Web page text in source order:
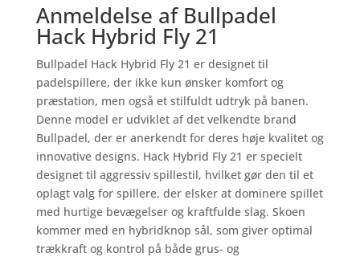
Anmeldelse af Bullpadel
Hack Hybrid Fly 21
Bullpadel Hack Hybrid Fly 21 er designet til
padelspillere, der ikke kun ønsker komfort og
præstation, men også et stilfuldt udtryk på banen.
Denne model er udviklet af det velkendte brand
Bullpadel, der er anerkendt for deres høje kvalitet og
innovative designs. Hack Hybrid Fly 21 er specielt
designet til aggressiv spillestil, hvilket gør den til et
oplagt valg for spillere, der elsker at dominere spillet
med hurtige bevægelser og kraftfulde slag. Skoen
kommer med en hybridknop sål, som giver optimal
trækkraft og kontrol på både grus- og